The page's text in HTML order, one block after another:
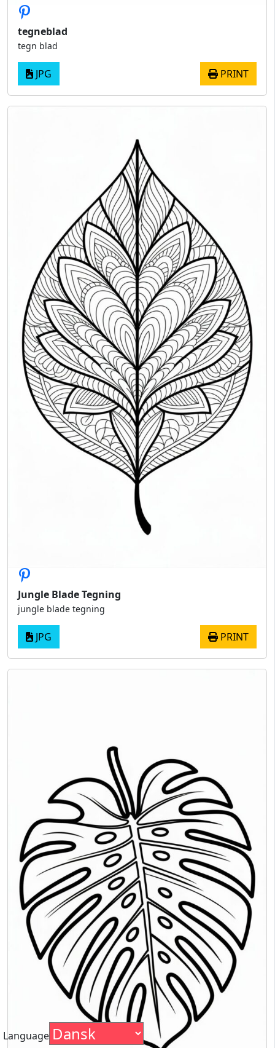
tegneblad
tegn blad
JPG PRINT
Jungle Blade Tegning
jungle blade tegning
JPG PRINT
Language